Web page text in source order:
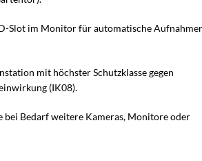
Slot im Monitor für automatische
mit höchster Schutzklasse gegen
(IK08).
bei Bedarf weitere Kameras, Monitore oder